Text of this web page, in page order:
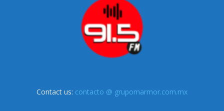
Contact us: contacto @ grupomarmor.com.mx